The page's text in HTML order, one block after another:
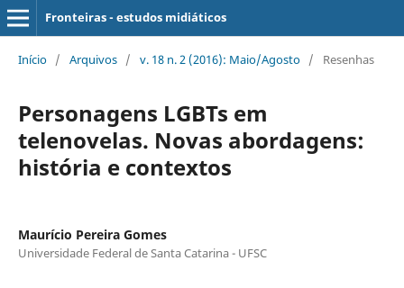
Fronteiras - estudos midiáticos
Início / Arquivos / v. 18 n. 2 (2016): Maio/Agosto / Resenhas
Personagens LGBTs em
telenovelas. Novas abordagens:
história e contextos
Maurício Pereira Gomes
Universidade Federal de Santa Catarina - UFSC